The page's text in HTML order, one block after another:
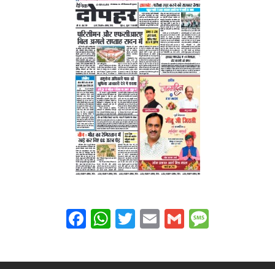
Facebook
WhatsApp
Twitter
EmailGmail